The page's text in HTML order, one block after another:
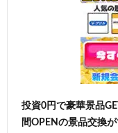
投資0円で豪華景品
間OPENの景品交換